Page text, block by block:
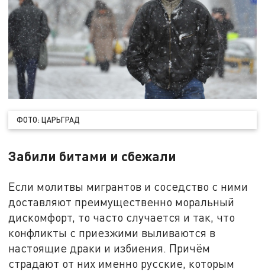
ФОТО: ЦАРЬГРАД
Забили битами и сбежали
Если молитвы мигрантов и соседство с ними
доставляют преимущественно моральный
дискомфорт, то часто случается и так, что
конфликты с приезжими выливаются в
настоящие драки и избиения. Причём
страдают от них именно русские, которым